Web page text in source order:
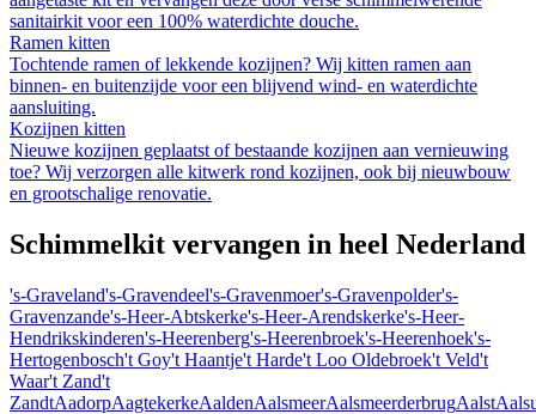
sanitairkit voor een 100% waterdichte douche.
Ramen kitten
Tochtende ramen of lekkende kozijnen? Wij kitten ramen aan
binnen- en buitenzijde voor een blijvend wind- en waterdichte
aansluiting.
Kozijnen kitten
Nieuwe kozijnen geplaatst of bestaande kozijnen aan vernieuwing
toe? Wij verzorgen alle kitwerk rond kozijnen, ook bij nieuwbouw
en grootschalige renovatie.
Schimmelkit vervangen in heel Nederland
's-Graveland's-Gravendeel's-Gravenmoer's-Gravenpolder's-
Gravenzande's-Heer-Abtskerke's-Heer-Arendskerke's-Heer-
Hendrikskinderen's-Heerenberg's-Heerenbroek's-Heerenhoek's-
Hertogenbosch't Goy't Haantje't Harde't Loo Oldebroek't Veld't
Waar't Zand't
ZandtAadorpAagtekerkeAaldenAalsmeerAalsmeerderbrugAalst